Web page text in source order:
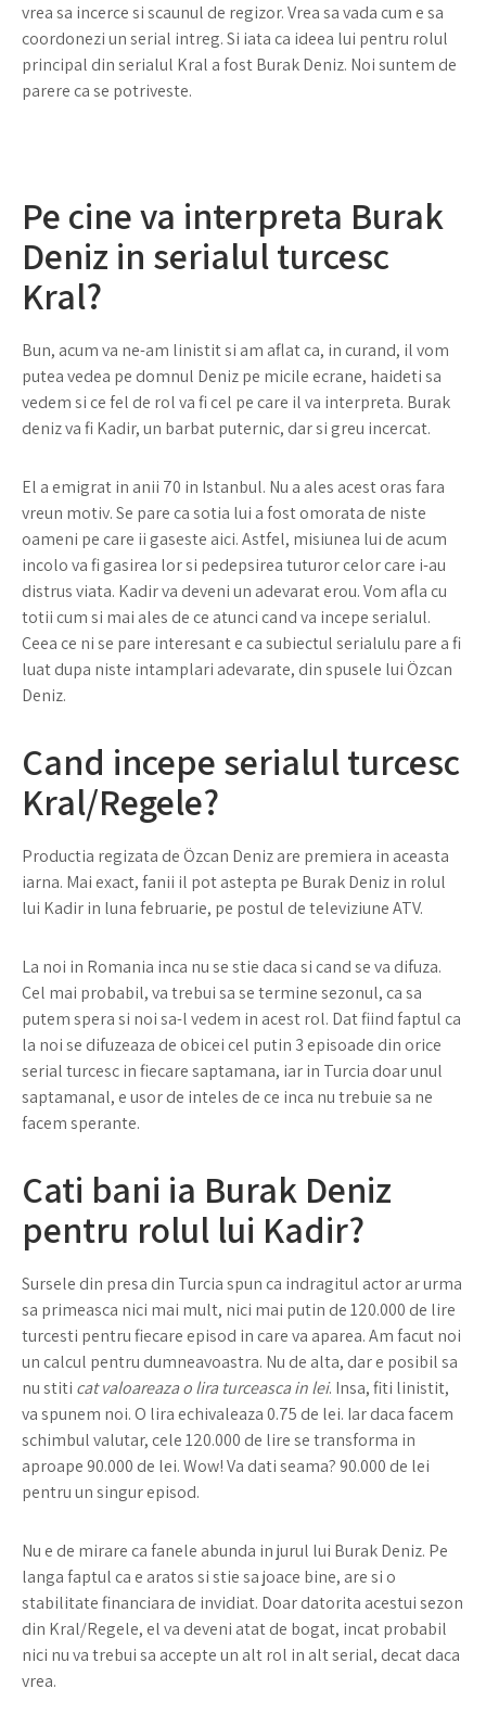
vrea sa incerce si scaunul de regizor. Vrea sa vada cum e sa
coordonezi un serial intreg. Si iata ca ideea lui pentru rolul
principal din serialul Kral a fost Burak Deniz. Noi suntem de
parere ca se potriveste.
Pe cine va interpreta Burak
Deniz in serialul turcesc
Kral?
Bun, acum va ne-am linistit si am aflat ca, in curand, il vom
putea vedea pe domnul Deniz pe micile ecrane, haideti sa
vedem si ce fel de rol va fi cel pe care il va interpreta. Burak
deniz va fi Kadir, un barbat puternic, dar si greu incercat.
El a emigrat in anii 70 in Istanbul. Nu a ales acest oras fara
vreun motiv. Se pare ca sotia lui a fost omorata de niste
oameni pe care ii gaseste aici. Astfel, misiunea lui de acum
incolo va fi gasirea lor si pedepsirea tuturor celor care i-au
distrus viata. Kadir va deveni un adevarat erou. Vom afla cu
totii cum si mai ales de ce atunci cand va incepe serialul.
Ceea ce ni se pare interesant e ca subiectul serialulu pare a fi
luat dupa niste intamplari adevarate, din spusele lui Özcan
Deniz.
Cand incepe serialul turcesc
Kral/Regele?
Productia regizata de Özcan Deniz are premiera in aceasta
iarna. Mai exact, fanii il pot astepta pe Burak Deniz in rolul
lui Kadir in luna februarie, pe postul de televiziune ATV.
La noi in Romania inca nu se stie daca si cand se va difuza.
Cel mai probabil, va trebui sa se termine sezonul, ca sa
putem spera si noi sa-l vedem in acest rol. Dat fiind faptul ca
la noi se difuzeaza de obicei cel putin 3 episoade din orice
serial turcesc in fiecare saptamana, iar in Turcia doar unul
saptamanal, e usor de inteles de ce inca nu trebuie sa ne
facem sperante.
Cati bani ia Burak Deniz
pentru rolul lui Kadir?
Sursele din presa din Turcia spun ca indragitul actor ar urma
sa primeasca nici mai mult, nici mai putin de 120.000 de lire
turcesti pentru fiecare episod in care va aparea. Am facut noi
un calcul pentru dumneavoastra. Nu de alta, dar e posibil sa
nu stiti cat valoareaza o lira turceasca in lei. Insa, fiti linistit,
va spunem noi. O lira echivaleaza 0.75 de lei. Iar daca facem
schimbul valutar, cele 120.000 de lire se transforma in
aproape 90.000 de lei. Wow! Va dati seama? 90.000 de lei
pentru un singur episod.
Nu e de mirare ca fanele abunda in jurul lui Burak Deniz. Pe
langa faptul ca e aratos si stie sa joace bine, are si o
stabilitate financiara de invidiat. Doar datorita acestui sezon
din Kral/Regele, el va deveni atat de bogat, incat probabil
nici nu va trebui sa accepte un alt rol in alt serial, decat daca
vrea.